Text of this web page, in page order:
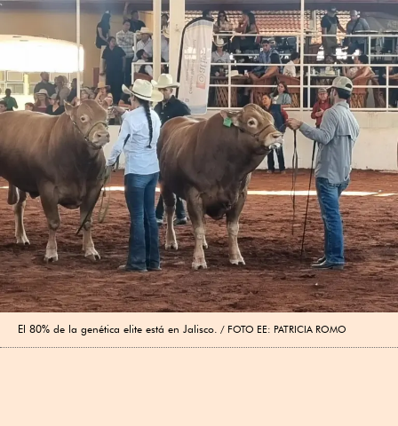
El 80% de la genética elite está en Jalisco. FOTO EE: PATRICIA ROMO